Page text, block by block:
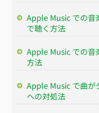
Apple Music での音
で聴く方法
Apple Music での音
方法
Apple Music で曲が
への対処法